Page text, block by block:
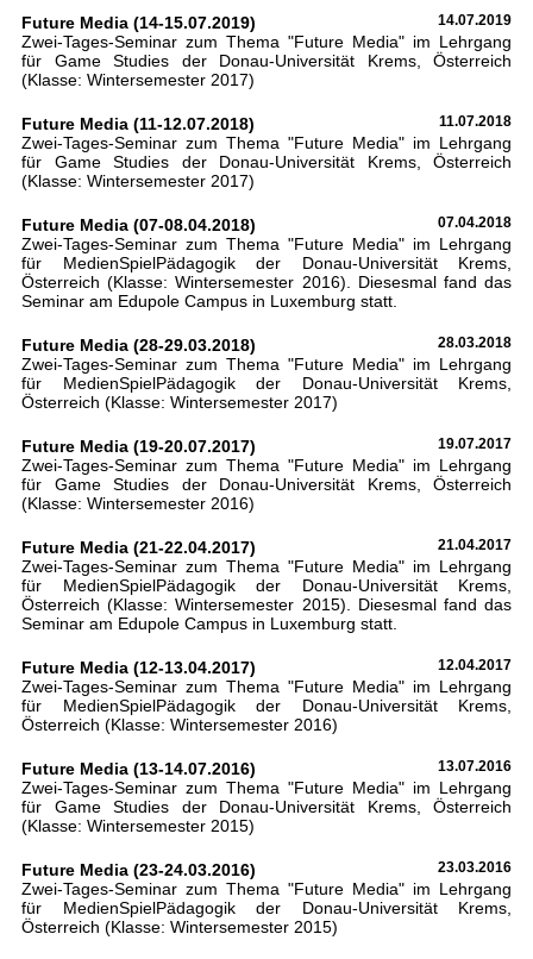
Future Media (14-15.07.2019) 14.07.2019
Zwei-Tages-Seminar zum Thema "Future Media" im Lehrgang
für Game Studies der Donau-Universität Krems, Österreich
(Klasse: Wintersemester 2017)
Future Media (11-12.07.2018) 11.07.2018
Zwei-Tages-Seminar zum Thema "Future Media" im Lehrgang
für Game Studies der Donau-Universität Krems, Österreich
(Klasse: Wintersemester 2017)
Future Media (07-08.04.2018) 07.04.2018
Zwei-Tages-Seminar zum Thema "Future Media" im Lehrgang
für MedienSpielPädagogik der Donau-Universität Krems,
Österreich (Klasse: Wintersemester 2016). Diesesmal fand das
Seminar am Edupole Campus in Luxemburg statt.
Future Media (28-29.03.2018) 28.03.2018
Zwei-Tages-Seminar zum Thema "Future Media" im Lehrgang
für MedienSpielPädagogik der Donau-Universität Krems,
Österreich (Klasse: Wintersemester 2017)
Future Media (19-20.07.2017) 19.07.2017
Zwei-Tages-Seminar zum Thema "Future Media" im Lehrgang
für Game Studies der Donau-Universität Krems, Österreich
(Klasse: Wintersemester 2016)
Future Media (21-22.04.2017) 21.04.2017
Zwei-Tages-Seminar zum Thema "Future Media" im Lehrgang
für MedienSpielPädagogik der Donau-Universität Krems,
Österreich (Klasse: Wintersemester 2015). Diesesmal fand das
Seminar am Edupole Campus in Luxemburg statt.
Future Media (12-13.04.2017) 12.04.2017
Zwei-Tages-Seminar zum Thema "Future Media" im Lehrgang
für MedienSpielPädagogik der Donau-Universität Krems,
Österreich (Klasse: Wintersemester 2016)
Future Media (13-14.07.2016) 13.07.2016
Zwei-Tages-Seminar zum Thema "Future Media" im Lehrgang
für Game Studies der Donau-Universität Krems, Österreich
(Klasse: Wintersemester 2015)
Future Media (23-24.03.2016) 23.03.2016
Zwei-Tages-Seminar zum Thema "Future Media" im Lehrgang
für MedienSpielPädagogik der Donau-Universität Krems,
Österreich (Klasse: Wintersemester 2015)